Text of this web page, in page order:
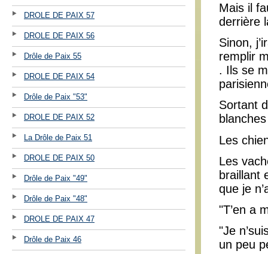
DROLE DE PAIX 57
DROLE DE PAIX 56
Drôle de Paix 55
DROLE DE PAIX 54
Drôle de Paix "53"
DROLE DE PAIX 52
La Drôle de Paix 51
DROLE DE PAIX 50
Drôle de Paix "49"
Drôle de Paix "48"
DROLE DE PAIX 47
Drôle de Paix 46
Mais il
derrière
Sinon,
remplir
. Ils se
Sortant
Les
Les
braillant
que je
"T’en a
"Je
un peu